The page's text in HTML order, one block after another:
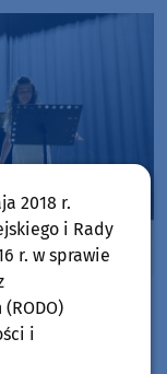
Kursu
2018 r.
i Rady
r. w sprawie
i